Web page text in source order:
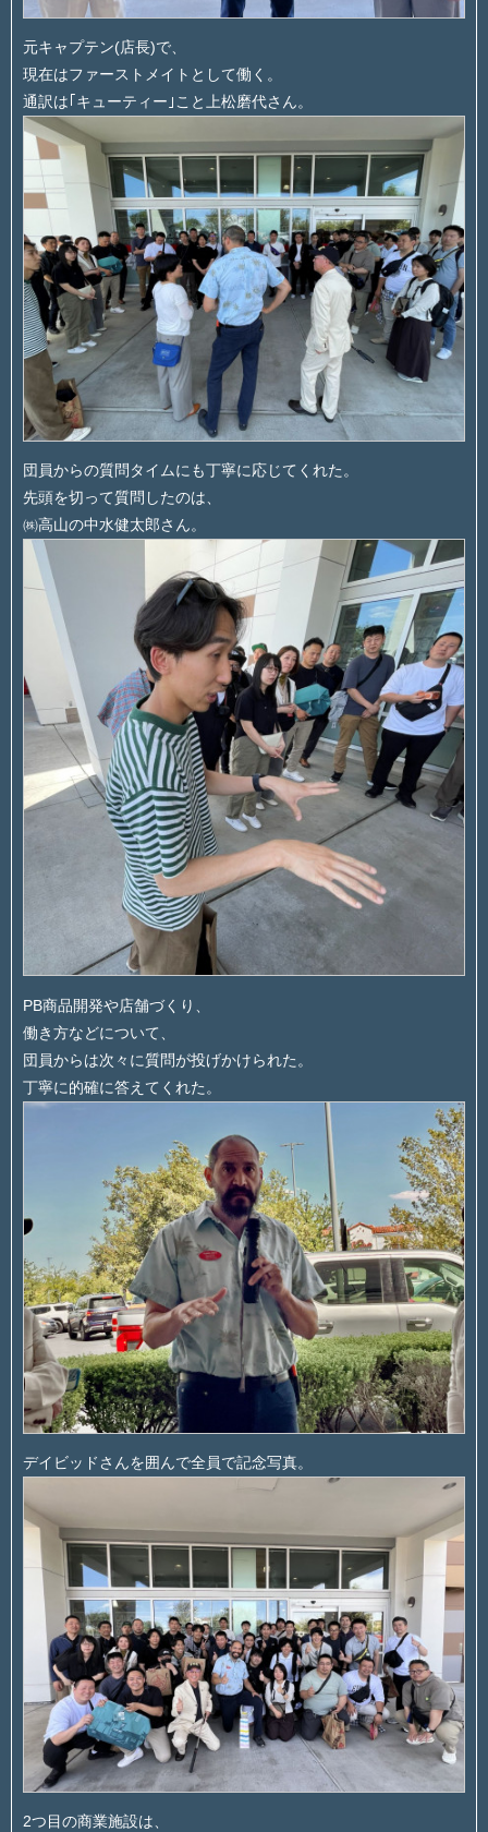
元キャプテン(店長)で、
現在はファーストメイトとして働く。
通訳は｢キューティー｣こと上松磨代さん。
団員からの質問タイムにも丁寧に応じてくれた。
先頭を切って質問したのは、
㈱高山の中水健太郎さん。
PB商品開発や店舗づくり、
働き方などについて、
団員からは次々に質問が投げかけられた。
丁寧に的確に答えてくれた。
デイビッドさんを囲んで全員で記念写真。
2つ目の商業施設は、